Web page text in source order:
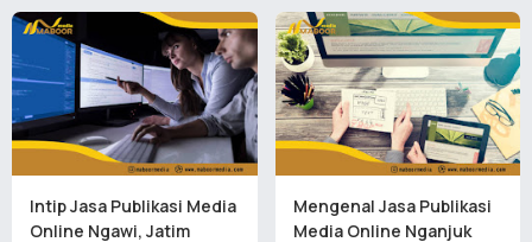
Intip Jasa Publikasi Media
Online Ngawi, Jatim
Mengenal Jasa Publikasi
Media Online Nganjuk